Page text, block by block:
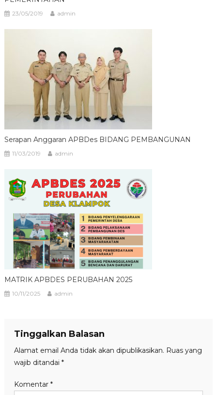
23/05/2019 admin
Serapan Anggaran APBDes BIDANG PEMBANGUNAN
11/03/2019 admin
MATRIK APBDES PERUBAHAN 2025
10/11/2025 admin
Tinggalkan Balasan
Alamat email Anda tidak akan dipublikasikan. Ruas yang
wajib ditandai *
Komentar *